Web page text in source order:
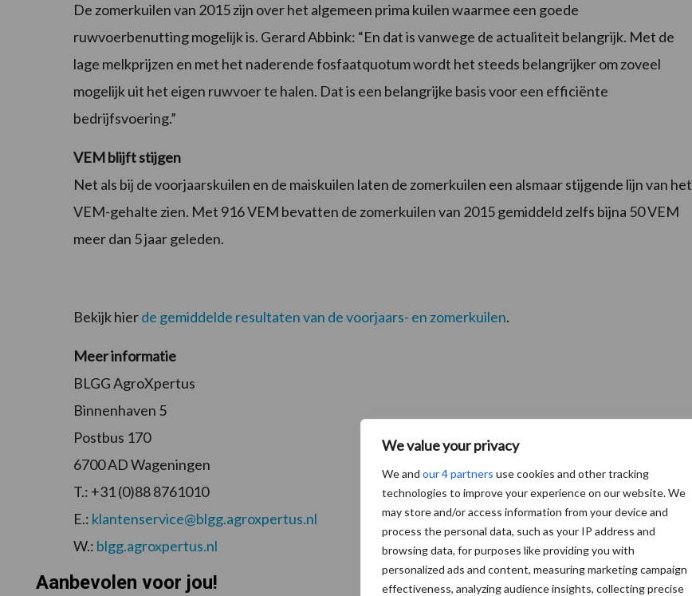
We value your privacy
We and our 4 partners use cookies and other tracking
technologies to improve your experience on our website. We
may store and/or access information from your device and
process the personal data, such as your IP address and
browsing data, for purposes like providing you with
personalized ads and content, measuring marketing campaign
effectiveness, analyzing audience insights, collecting precise
De zomerkuilen van 2015 zijn over het algemeen prima kuilen waarmee een goede
ruwvoerbenutting mogelijk is. Gerard Abbink: “En dat is vanwege de actualiteit belangrijk. Met de
lage melkprijzen en met het naderende fosfaatquotum wordt het steeds belangrijker om zoveel
mogelijk uit het eigen ruwvoer te halen. Dat is een belangrijke basis voor een efficiënte
bedrijfsvoering.”
VEM blijft stijgen
Net als bij de voorjaarskuilen en de maiskuilen laten de zomerkuilen een alsmaar stijgende lijn van het
VEM-gehalte zien. Met 916 VEM bevatten de zomerkuilen van 2015 gemiddeld zelfs bijna 50 VEM
meer dan 5 jaar geleden.
Bekijk hierde gemiddelde resultaten van de voorjaars- en zomerkuilen.
Meer informatie
BLGG AgroXpertus
Binnenhaven 5
Postbus 170
6700 AD Wageningen
T.: +31 (0)88 8761010
E.: klantenservice@blgg.agroxpertus.nl
W.: blgg.agroxpertus.nl
Aanbevolen voor jou!